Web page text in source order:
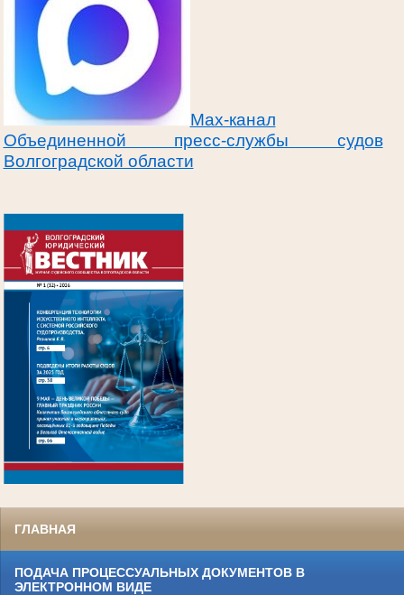
Max-канал
Объединенной пресс-службы судов
Волгоградской области
ГЛАВНАЯ
ПОДАЧА ПРОЦЕССУАЛЬНЫХ ДОКУМЕНТОВ В
ЭЛЕКТРОННОМ ВИДЕ